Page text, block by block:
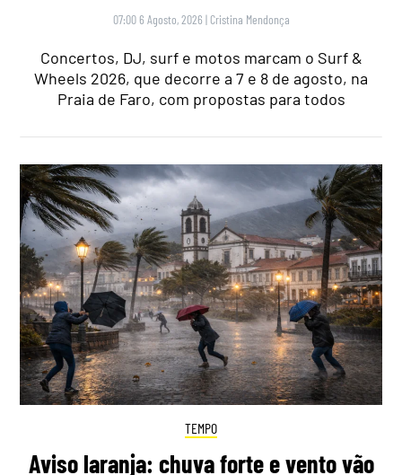
07:00 6 Agosto, 2026 | Cristina Mendonça
Concertos, DJ, surf e motos marcam o Surf &
Wheels 2026, que decorre a 7 e 8 de agosto, na
Praia de Faro, com propostas para todos
TEMPO
Aviso laranja: chuva forte e vento vão